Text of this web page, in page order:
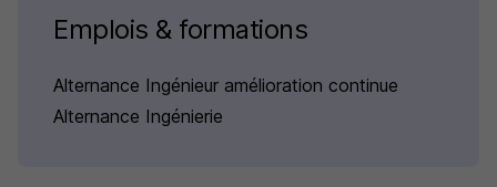
Emplois & formations
Alternance Ingénieur amélioration continue
Alternance Ingénierie